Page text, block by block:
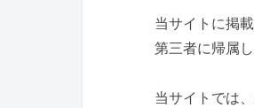
当サイトに掲
第三者に帰属し
当サイトでは